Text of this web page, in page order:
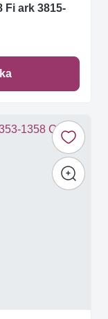
Fi ark 3815-